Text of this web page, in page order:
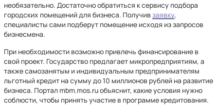
необязательно. Достаточно обратиться к сервису подбора
городских помещений для бизнеса. Получив заявку,
специалисты сами подберут помещение исходя из запросов
бизнесмена.
При необходимости возможно привлечь финансирование в
свой проект. Государство предлагает микропредприятиям, а
также самозанятым и индивидуальным предпринимателям
льготный кредит на сумму до 10 миллионов рублей на развитие
бизнеса. Портал mbm.mos.ru объяснит, какие условия нужно
соблюсти, чтобы принять участие в программе кредитования.